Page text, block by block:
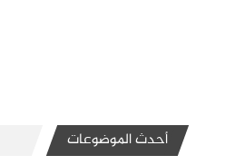
أحدث الموضوعات